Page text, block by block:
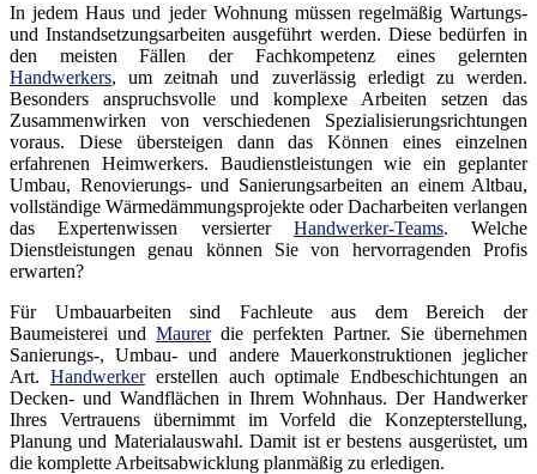
In jedem Haus und jeder Wohnung müssen regelmäßig Wartungs-
und Instandsetzungsarbeiten ausgeführt werden. Diese bedürfen in
den meisten Fällen der Fachkompetenz eines gelernten
Handwerkers, um zeitnah und zuverlässig erledigt zu werden.
Besonders anspruchsvolle und komplexe Arbeiten setzen das
Zusammenwirken von verschiedenen Spezialisierungsrichtungen
voraus. Diese übersteigen dann das Können eines einzelnen
erfahrenen Heimwerkers. Baudienstleistungen wie ein geplanter
Umbau, Renovierungs- und Sanierungsarbeiten an einem Altbau,
vollständige Wärmedämmungsprojekte oder Dacharbeiten verlangen
das Expertenwissen versierter Handwerker-Teams. Welche
Dienstleistungen genau können Sie von hervorragenden Profis
erwarten?
Für Umbauarbeiten sind Fachleute aus dem Bereich der
Baumeisterei und Maurerdie perfekten Partner. Sie übernehmen
Sanierungs-, Umbau- und andere Mauerkonstruktionen jeglicher
Art. Handwerkererstellen auch optimale Endbeschichtungen an
Decken- und Wandflächen in Ihrem Wohnhaus. Der Handwerker
Ihres Vertrauens übernimmt im Vorfeld die Konzepterstellung,
Planung und Materialauswahl. Damit ist er bestens ausgerüstet, um
die komplette Arbeitsabwicklung planmäßig zu erledigen.